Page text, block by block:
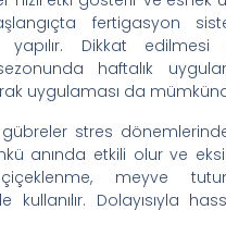
fertigasyon
yapılır. Dikkat
haftalık
uygulaması da
gübreler stres
anında etkili olur ve
meyve
kullanılır. Dolayısıyla